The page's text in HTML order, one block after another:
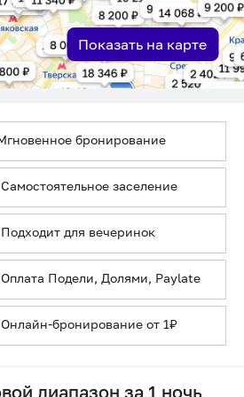
Показать на карте
бронирование
заселение
для вечеринок
Подели, Долями, Paylate
Онлайн-бронирование от 1₽
диапазон за 1 ночь